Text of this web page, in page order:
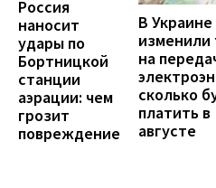
Россия
наносит
удары по
Бортницкой
станции
аэрации: чем
грозит
повреждение
В Украине
на
сколько
платить в
августе